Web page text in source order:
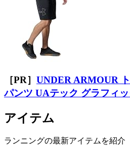
［PR］ UNDER ARMOUR
パンツ UAテック グラフィ
アイテム
ランニングの最新アイテムを紹介